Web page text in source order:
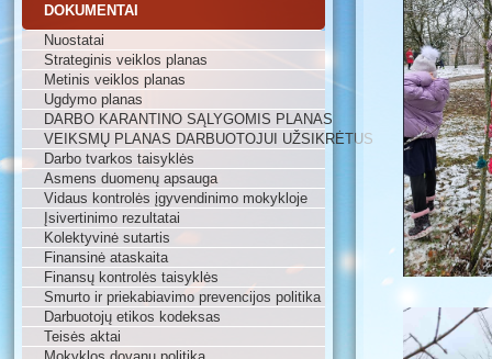
DOKUMENTAI
Nuostatai
Strateginis veiklos planas
Metinis veiklos planas
Ugdymo planas
DARBO KARANTINO SĄLYGOMIS PLANAS
VEIKSMŲ PLANAS DARBUOTOJUI UŽSIKRĖTUS
Darbo tvarkos taisyklės
Asmens duomenų apsauga
Vidaus kontrolės įgyvendinimo mokykloje
Įsivertinimo rezultatai
Kolektyvinė sutartis
Finansinė ataskaita
Finansų kontrolės taisyklės
Smurto ir priekabiavimo prevencijos politika
Darbuotojų etikos kodeksas
Teisės aktai